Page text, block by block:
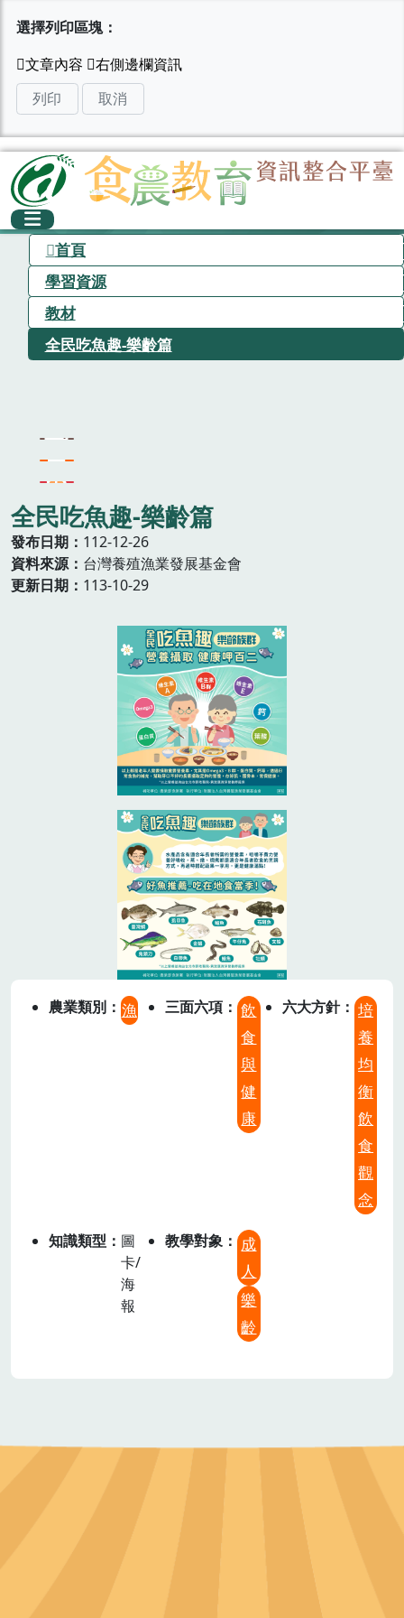
選擇列印區塊：
列印 取消
首頁
學習資源
教材
全民吃魚趣-樂齡篇
全民吃魚趣-樂齡篇
發布日期
112-12-26
資料來源
台灣養殖漁業發展基金會
更新日期
113-10-29
農業類別 漁 三面六項
飲
食
與
健
康
六大方針
培
養
均
衡
飲
食
觀
念
知識類型
圖
卡/
海
報
教學對象
成
人
樂
齡